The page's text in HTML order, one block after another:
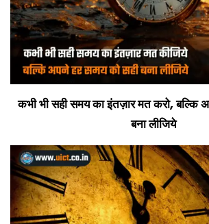
कभी भी सही समय का इंतज़ार मत करो, बल्कि
बना लीजिये